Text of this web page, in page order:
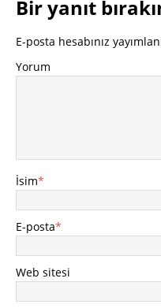
Bir yanıt
E-posta hesabınız
Yorum
İsim*
E-posta*
Web sitesi